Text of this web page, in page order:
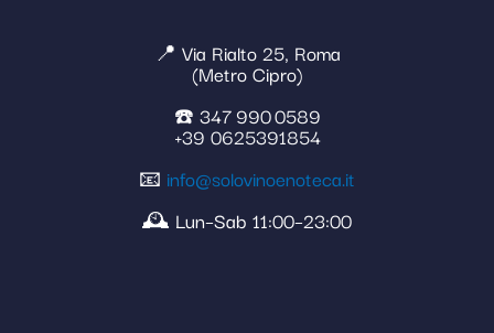
📍 Via Rialto 25, Roma
(Metro Cipro)
☎️ 347 990 0589
+39 0625391854
📧 info@solovinoenoteca.it
🕰️ Lun–Sab 11:00–23:00